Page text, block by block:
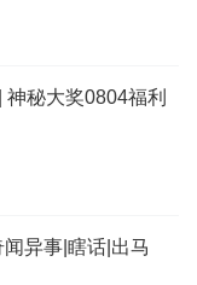
秘大奖0804福利
异事|瞎话|出马